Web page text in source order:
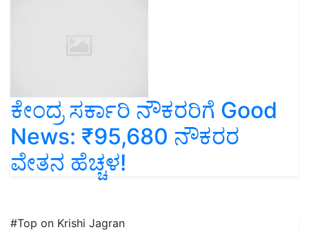
ಕೇಂದ್ರ ಸರ್ಕಾರಿ ನೌಕರರಿಗೆ Good
News: ₹95,680 ನೌಕರರ
ವೇತನ ಹೆಚ್ಚಳ!
#Top on Krishi Jagran